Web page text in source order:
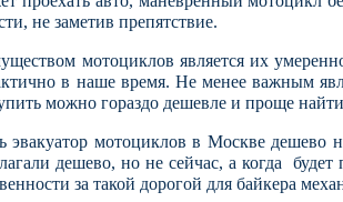
не заметив препятствие.
мотоциклов является их
в наше время. Не менее важным
можно гораздо дешевле и проще
эвакуатор мотоциклов в Москве дешево
дешево, но не сейчас, а когда будет
за такой дорогой для байкера